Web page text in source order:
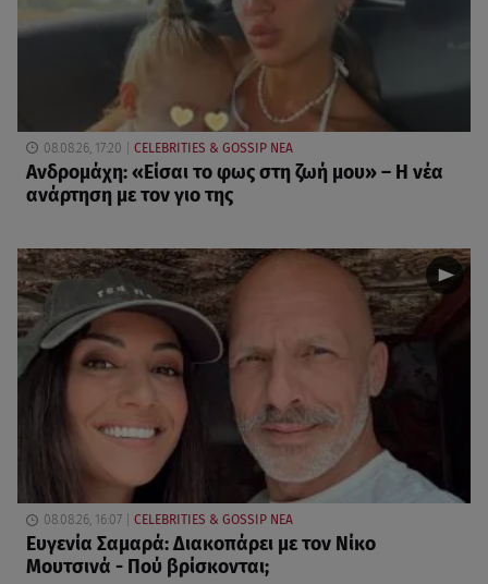
08.08.26, 17:20 CELEBRITIES & GOSSIP ΝΕΑ
Ανδρομάχη: «Είσαι το φως στη ζωή μου» – Η νέα
ανάρτηση με τον γιο της
08.08.26, 16:07 CELEBRITIES & GOSSIP ΝΕΑ
Ευγενία Σαμαρά: Διακοπάρει με τον Νίκο
Μουτσινά - Πού βρίσκονται;